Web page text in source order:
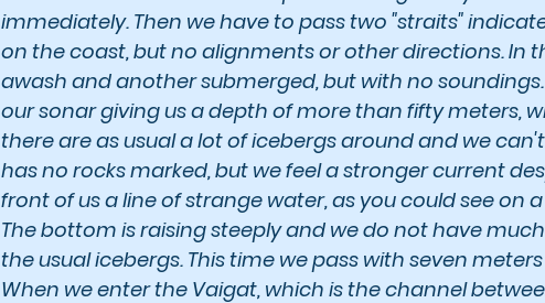
immediately. Then we have to pass two "straits"
on the coast, but no alignments or other directions. In
awash and another submerged, but with no
our sonar giving us a depth of more than fifty meters,
there are as usual a lot of icebergs around and we
has no rocks marked, but we feel a stronger current
front of us a line of strange water, as you could see on
The bottom is raising steeply and we do not have
the usual icebergs. This time we pass with seven
When we enter the Vaigat, which is the channel